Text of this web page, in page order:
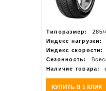
Типоразмер:
285/
Индекс нагрузки:
Индекс скорости:
Сезонность:
Наличие товара:
КУПИТЬ В 1 КЛИК